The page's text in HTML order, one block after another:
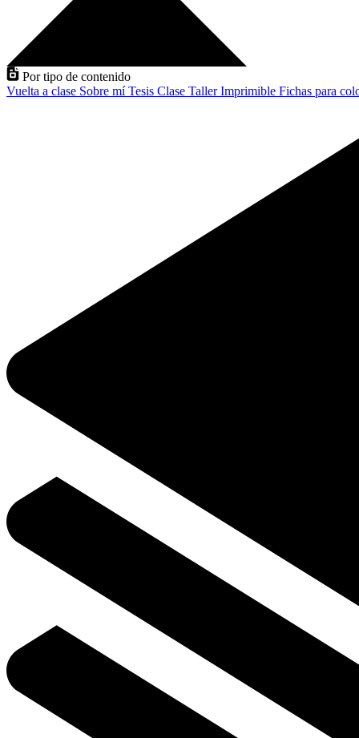
Por tipo de contenido
Vuelta a clase Sobre míTesis Clase TallerImprimible Fichas para